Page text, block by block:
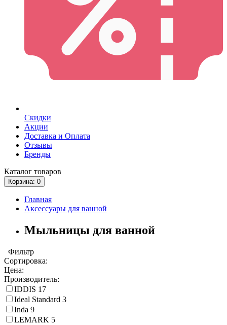
Скидки
Акции
Доставка и Оплата
Отзывы
Бренды
Каталог товаров
Корзина: 0
Главная
Аксессуары для ванной
Мыльницы для ванной
Фильтр
Сортировка:
Цена:
Производитель:
IDDIS 17
Ideal Standard 3
Inda 9
LEMARK 5